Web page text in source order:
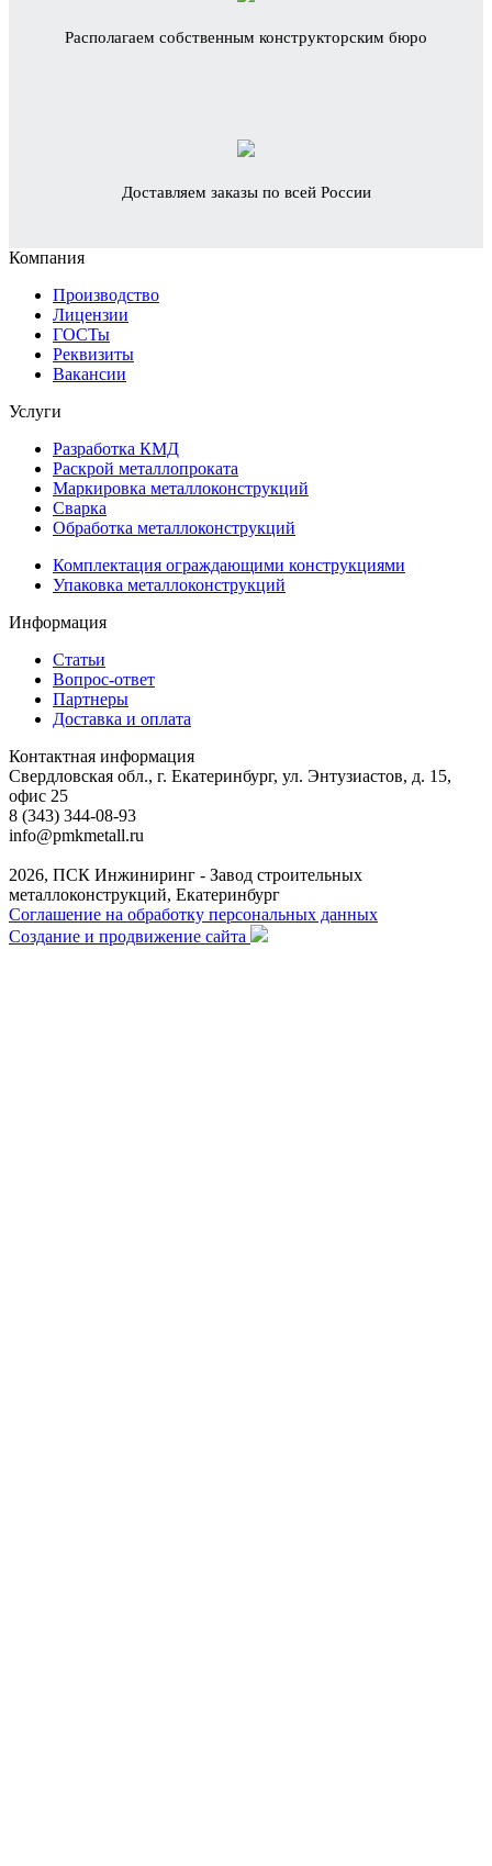
Располагаем собственным конструкторским бюро
Доставляем заказы по всей России
Компания
Производство
Лицензии
ГОСТы
Реквизиты
Вакансии
Услуги
Разработка КМД
Раскрой металлопроката
Маркировка металлоконструкций
Сварка
Обработка металлоконструкций
Комплектация ограждающими конструкциями
Упаковка металлоконструкций
Информация
Статьи
Вопрос-ответ
Партнеры
Доставка и оплата
Контактная информация
Свердловская обл., г. Екатеринбург, ул. Энтузиастов, д. 15,
офис 25
8 (343) 344-08-93
info@pmkmetall.ru
2026, ПСК Инжиниринг - Завод строительных
металлоконструкций, Екатеринбург
Соглашение на обработку персональных данных
Создание и продвижение сайта